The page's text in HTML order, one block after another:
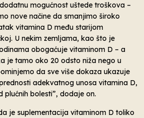
mogućnost uštede troškova –
nove načine da smanjimo široko
vitamina D među starijom
U nekim zemljama, kao što je
obogaćuje vitaminom D – a
je tamo oko 20 odsto niža nego u
da sve više dokaza ukazuje
adekvatnog unosa vitamina D,
plućnih bolesti”, dodaje on.
je suplementacija vitaminom D toliko